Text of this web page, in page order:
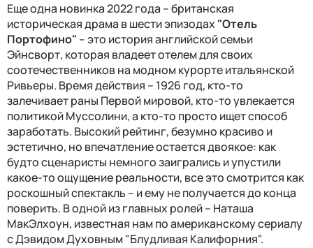
Еще одна новинка 2022 года – британская
историческая драма в шести эпизодах"Отель
Портофино" – это история английской семьи
Эйнсворт, которая владеет отелем для своих
соотечественников на модном курорте итальянской
Ривьеры. Время действия – 1926 год, кто-то
залечивает раны Первой мировой, кто-то увлекается
политикой Муссолини, а кто-то просто ищет способ
заработать. Высокий рейтинг, безумно красиво и
эстетично, но впечатление остается двоякое: как
будто сценаристы немного заигрались и упустили
какое-то ощущение реальности, все это смотрится как
роскошный спектакль – и ему не получается до конца
поверить. В одной из главных ролей – Наташа
МакЭлхоун, известная нам по американскому сериалу
с Дэвидом Духовным "Блудливая Калифорния".